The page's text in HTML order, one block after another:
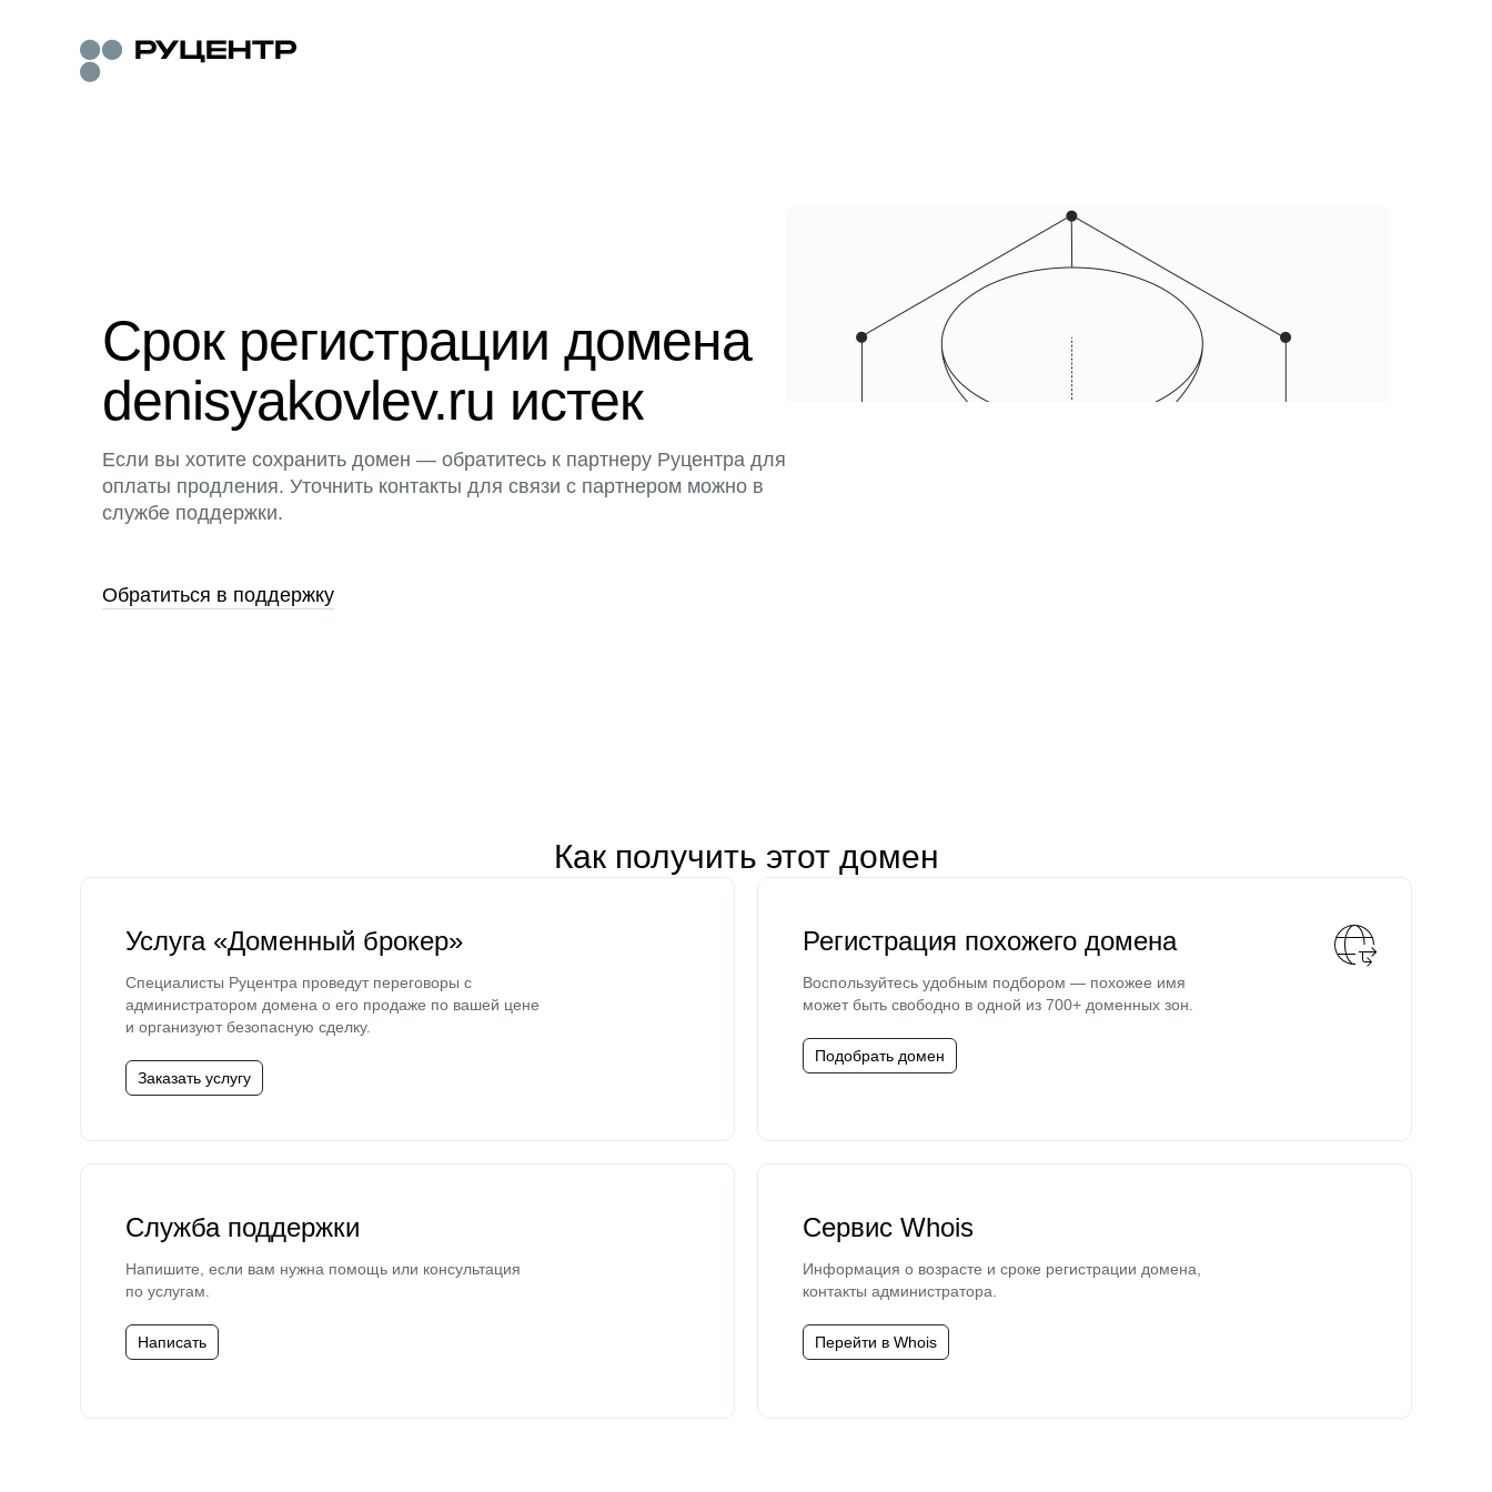
Срок регистрации домена
denisyakovlev.ru истек
Если вы хотите сохранить домен — обратитесь к партнеру Руцентра для
оплаты продления. Уточнить контакты для связи с партнером можно в
службе поддержки.
Обратиться в поддержку
Как получить этот домен
Услуга «Доменный брокер»
Специалисты Руцентра проведут переговоры с
администратором домена о его продаже по вашей цене
и организуют безопасную сделку.
Заказать услугу
Регистрация похожего домена
Воспользуйтесь удобным подбором — похожее имя
может быть свободно в одной из 700+ доменных зон.
Подобрать домен
Служба поддержки
Напишите, если вам нужна помощь или консультация
по услугам.
Написать
Сервис Whois
Информация о возрасте и сроке регистрации домена,
контакты администратора.
Перейти в Whois